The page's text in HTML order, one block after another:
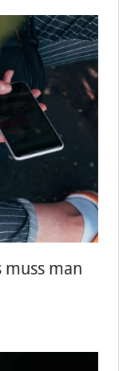
man